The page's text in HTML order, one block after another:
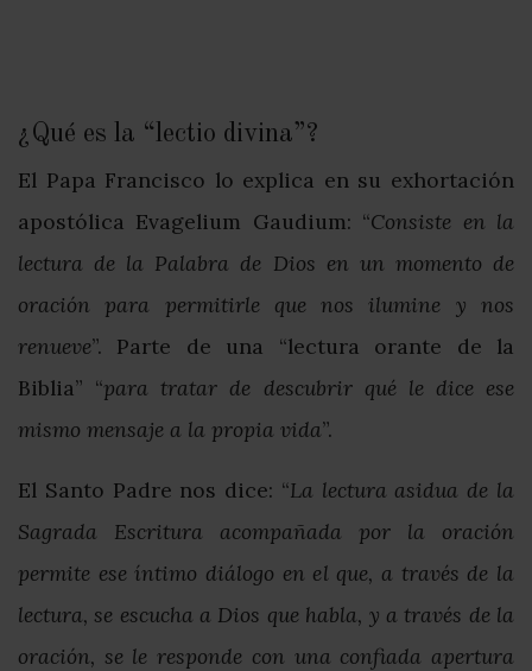
¿Qué es la “lectio divina”?
El Papa Francisco lo explica en su exhortación
apostólica Evagelium Gaudium: “Consiste en la
lectura de la Palabra de Dios en un momento de
oración para permitirle que nos ilumine y nos
renueve”. Parte de una “lectura orante de la
Biblia” “para tratar de descubrir qué le dice ese
mismo mensaje a la propia vida”.
El Santo Padre nos dice: “La lectura asidua de la
Sagrada Escritura acompañada por la oración
permite ese íntimo diálogo en el que, a través de la
lectura, se escucha a Dios que habla, y a través de la
oración, se le responde con una confiada apertura